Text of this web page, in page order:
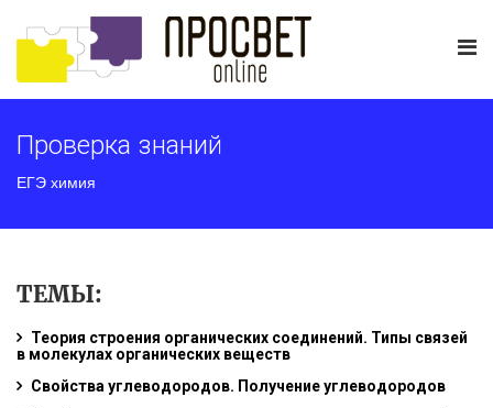
Проверка знаний
ЕГЭ химия
ТЕМЫ:
Теория строения органических соединений. Типы связей
в молекулах органических веществ
Свойства углеводородов. Получение углеводородов